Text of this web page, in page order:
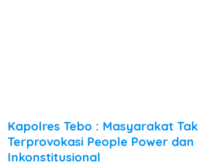
Kapolres Tebo : Masyarakat Tak
Terprovokasi People Power dan
Inkonstitusional